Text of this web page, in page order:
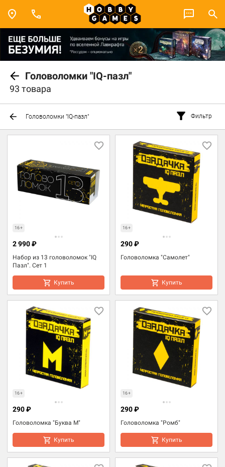
Головоломки "IQ-пазл"
93 товара
Головоломки "IQ-пазл" Фильтр
16+
Набор из 13 головоломок "IQ
Пазл". Сет 1
2 990 ₽
Купить
16+
Головоломка "Самолет"
290 ₽
Купить
16+
Головоломка "Буква М"
290 ₽
Купить
16+
Головоломка "Ромб"
290 ₽
Купить